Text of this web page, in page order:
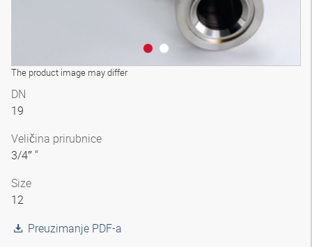
The product image may differ
DN
19
Veličina prirubnice
3/4″ "
Size
12
Preuzimanje PDF-a